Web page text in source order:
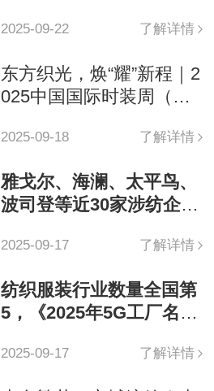
2025-09-22 了解详情
东方织光，焕“耀”新程｜2
025中国国际时装周（秋
2025-09-18 了解详情
雅戈尔、海澜、太平鸟、
波司登等近30家涉纺企业
2025-09-17 了解详情
纺织服装行业数量全国第
5，《2025年5G工厂名
2025-09-17 了解详情